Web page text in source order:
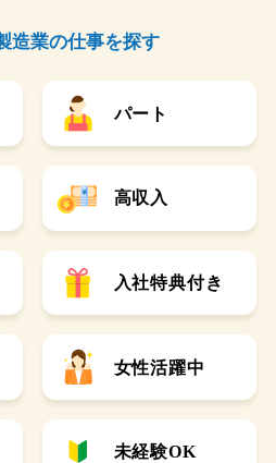
造業の仕事を探す
パート
高収入
入社特典付き
女性活躍中
未経験OK